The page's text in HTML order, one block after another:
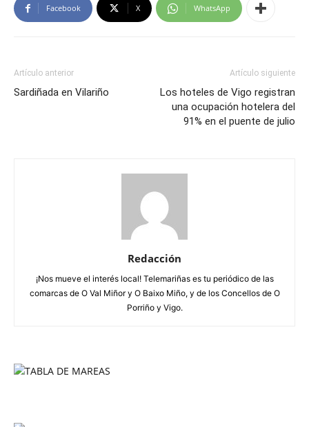
Facebook X WhatsApp
Artículo anterior
Sardiñada en Vilariño
Artículo siguiente
Los hoteles de Vigo registran
una ocupación hotelera del
91% en el puente de julio
Redacción
¡Nos mueve el interés local! Telemariñas es tu periódico de las
comarcas de O Val Miñor y O Baixo Miño, y de los Concellos de O
Porriño y Vigo.